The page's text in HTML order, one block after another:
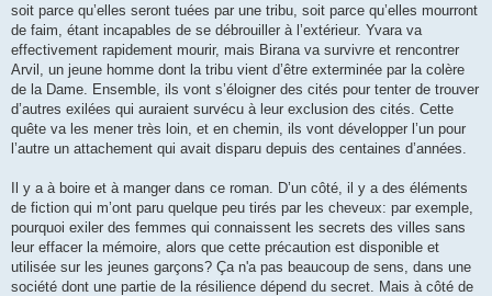
soit parce qu’elles seront tuées par une tribu, soit parce qu’elles mourront
de faim, étant incapables de se débrouiller à l’extérieur. Yvara va
effectivement rapidement mourir, mais Birana va survivre et rencontrer
Arvil, un jeune homme dont la tribu vient d’être exterminée par la colère
de la Dame. Ensemble, ils vont s’éloigner des cités pour tenter de trouver
d’autres exilées qui auraient survécu à leur exclusion des cités. Cette
quête va les mener très loin, et en chemin, ils vont développer l’un pour
l’autre un attachement qui avait disparu depuis des centaines d’années.
Il y a à boire et à manger dans ce roman. D’un côté, il y a des éléments
de fiction qui m’ont paru quelque peu tirés par les cheveux: par exemple,
pourquoi exiler des femmes qui connaissent les secrets des villes sans
leur effacer la mémoire, alors que cette précaution est disponible et
utilisée sur les jeunes garçons? Ça n'a pas beaucoup de sens, dans une
société dont une partie de la résilience dépend du secret. Mais à côté de